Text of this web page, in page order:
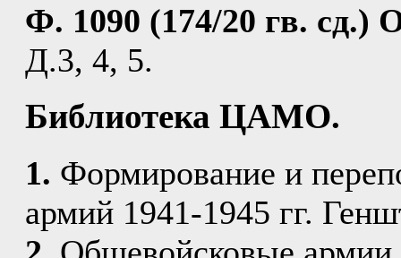
Ф. 1090 (174/20 гв. сд.)
Д.3, 4, 5.
Библиотека ЦАМО.
1. Формирование и
армий 1941-1945 гг.